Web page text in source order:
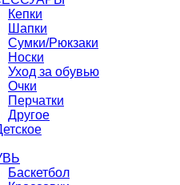
Кепки
Шапки
Сумки/Рюкзаки
Носки
Уход за обувью
Очки
Перчатки
Другое
Баскетбол